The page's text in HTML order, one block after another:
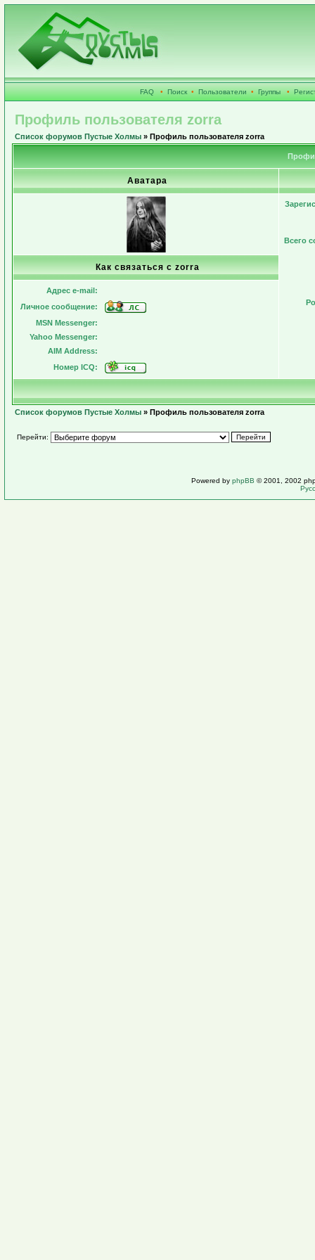
FAQ • Поиск • Пользователи • Группы •
Профиль пользователя zorra
Список форумов Пустые Холмы » Профиль пользователя zorra
Аватара
Всего
Как связаться с zorra
Адрес e-mail:
Личное сообщение:
MSN Messenger:
Yahoo Messenger:
AIM Address:
Номер ICQ:
Список форумов Пустые Холмы » Профиль пользователя zorra
Перейти:
Powered by phpBB © 2001, 2002